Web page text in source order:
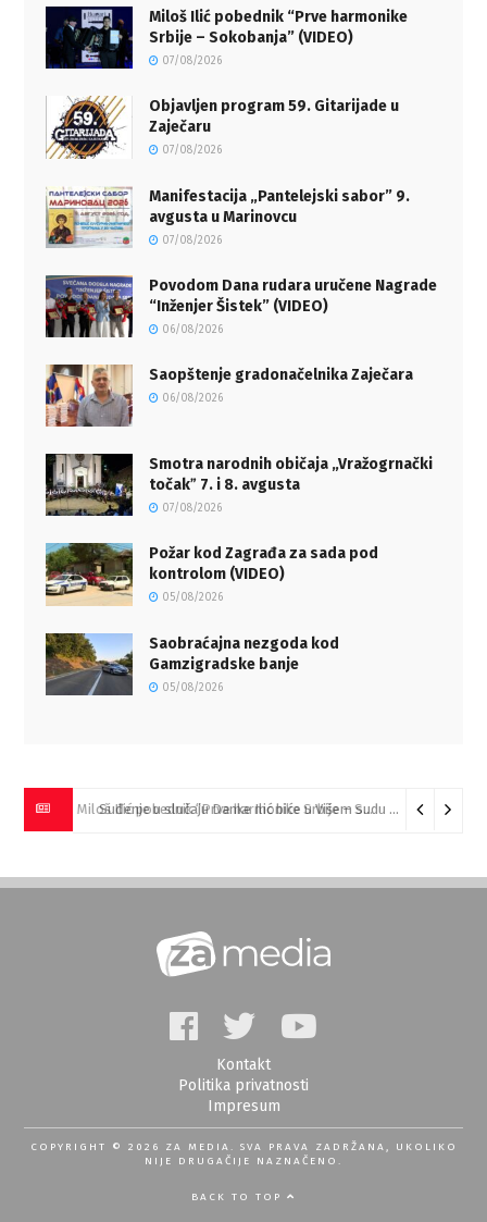
Miloš Ilić pobednik “Prve harmonike
Srbije – Sokobanja” (VIDEO)
07/08/2026
Objavljen program 59. Gitarijade u
Zaječaru
07/08/2026
Manifestacija „Pantelejski sabor” 9.
avgusta u Marinovcu
07/08/2026
Povodom Dana rudara uručene Nagrade
“Inženjer Šistek” (VIDEO)
06/08/2026
Saopštenje gradonačelnika Zaječara
06/08/2026
Smotra narodnih običaja „Vražogrnački
točakˮ 7. i 8. avgusta
07/08/2026
Požar kod Zagrađa za sada pod
kontrolom (VIDEO)
05/08/2026
Saobraćajna nezgoda kod
Gamzigradske banje
05/08/2026
Miloš Ilić pobednik “Prve harmonike Srbije – Sokobanja” (VIDEO)
Kontakt
Politika privatnosti
Impresum
COPYRIGHT © 2026 ZA MEDIA. SVA PRAVA ZADRŽANA, UKOLIKO
NIJE DRUGAČIJE NAZNAČENO.
BACK TO TOP